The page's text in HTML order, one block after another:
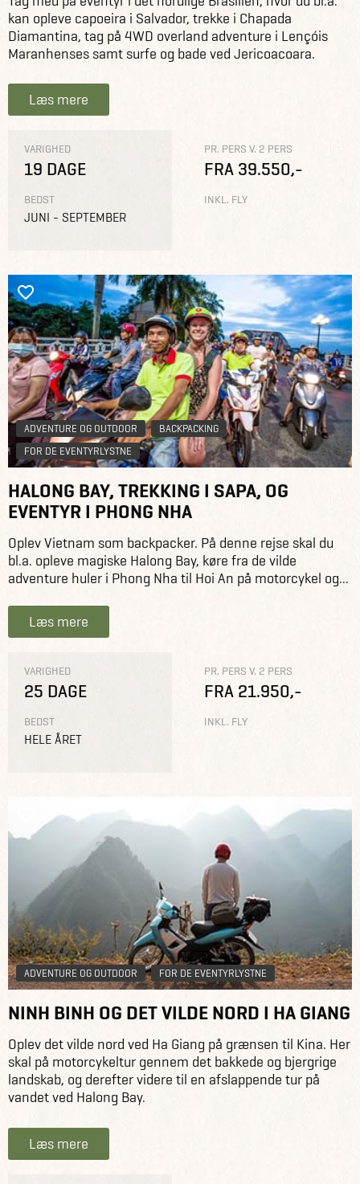
kan opleve capoeira i Salvador, trekke i Chapada
Diamantina, tag på 4WD overland adventure i Lençóis
Maranhenses samt surfe og bade ved Jericoacoara.
Læs mere
VARIGHED
19 DAGE
BEDST
JUNI - SEPTEMBER
PR. PERS V. 2 PERS
FRA 39.550,-
INKL. FLY
ADVENTURE OG OUTDOOR
BACKPACKING
FOR DE EVENTYRLYSTNE
HALONG BAY, TREKKING I SAPA, OG
EVENTYR I PHONG NHA
Oplev Vietnam som backpacker. På denne rejse skal du
bl.a. opleve magiske Halong Bay, køre fra de vilde
adventure huler i Phong Nha til Hoi An på motorcykel og...
Læs mere
VARIGHED
25 DAGE
BEDST
HELE ÅRET
PR. PERS V. 2 PERS
FRA 21.950,-
INKL. FLY
ADVENTURE OG OUTDOOR FOR DE EVENTYRLYSTNE
NINH BINH OG DET VILDE NORD I HA GIANG
Oplev det vilde nord ved Ha Giang på grænsen til Kina. Her
skal på motorcykeltur gennem det bakkede og bjergrige
landskab, og derefter videre til en afslappende tur på
vandet ved Halong Bay.
Læs mere